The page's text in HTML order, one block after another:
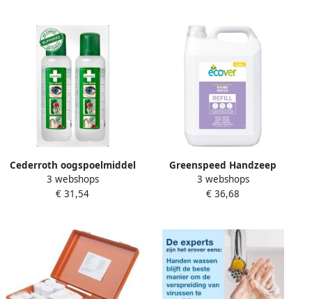
Cederroth oogspoelmiddel
500 ml pak van 2 stuks
3 webshops
€ 31,54
Greenspeed Handzeep
Ecover navulflacon 5l
3 webshops
€ 36,68